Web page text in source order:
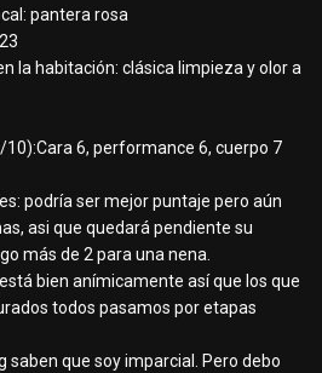
pantera rosa
la habitación: clásica limpieza y olor a
6, performance 6, cuerpo 7
podría ser mejor puntaje pero aún
asi que quedará pendiente su
más de 2 para una nena.
bien anímicamente así que los que
todos pasamos por etapas
saben que soy imparcial. Pero debo